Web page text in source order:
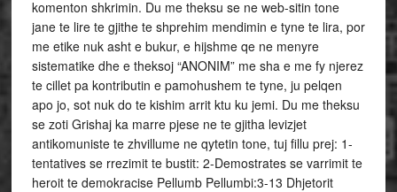
komenton shkrimin. Du me theksu se ne web-sitin tone
jane te lire te gjithe te shprehim mendimin e tyne te lira, por
me etike nuk asht e bukur, e hijshme qe ne menyre
sistematike dhe e theksoj “ANONIM” me sha e me fy njerez
te cillet pa kontributin e pamohushem te tyne, ju pelqen
apo jo, sot nuk do te kishim arrit ktu ku jemi. Du me theksu
se zoti Grishaj ka marre pjese ne te gjitha levizjet
antikomuniste te zhvillume ne qytetin tone, tuj fillu prej: 1-
tentatives se rrezimit te bustit: 2-Demostrates se varrimit te
heroit te demokracise Pellumb Pellumbi:3-13 Dhjetorit